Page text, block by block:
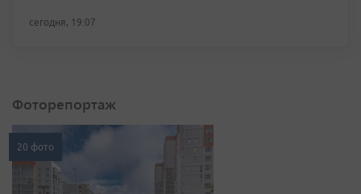
сегодня, 19:07
Фоторепортаж
20 фото